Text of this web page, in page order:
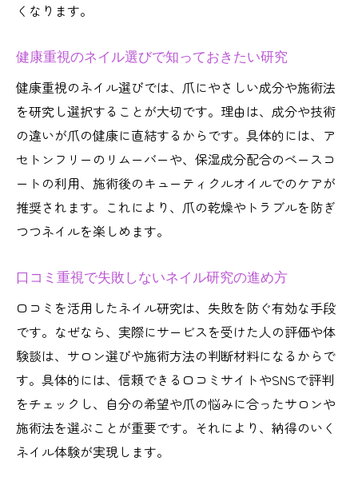
くなります。
健康重視のネイル選びで知っておきたい研究
健康重視のネイル選びでは、爪にやさしい成分や施術法
を研究し選択することが大切です。理由は、成分や技術
の違いが爪の健康に直結するからです。具体的には、ア
セトンフリーのリムーバーや、保湿成分配合のベースコ
ートの利用、施術後のキューティクルオイルでのケアが
推奨されます。これにより、爪の乾燥やトラブルを防ぎ
つつネイルを楽しめます。
口コミ重視で失敗しないネイル研究の進め方
口コミを活用したネイル研究は、失敗を防ぐ有効な手段
です。なぜなら、実際にサービスを受けた人の評価や体
験談は、サロン選びや施術方法の判断材料になるからで
す。具体的には、信頼できる口コミサイトやSNSで評判
をチェックし、自分の希望や爪の悩みに合ったサロンや
施術法を選ぶことが重要です。それにより、納得のいく
ネイル体験が実現します。